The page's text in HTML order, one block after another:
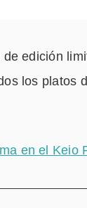
edición
los platos
en el Keio